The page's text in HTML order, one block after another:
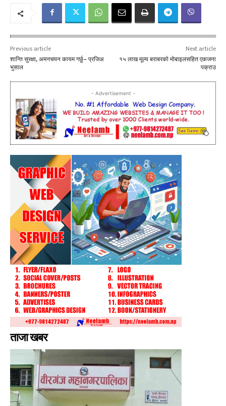
Previous article
शान्ति सुरक्षा, अमनचयन कायम गर्छु– प्रजिअ
भुसाल
Next article
१५ लाख मूल्य बराबरको मोबाइलसहित एकजना
पक्राउ
- Advertisement -
ताजा खबर